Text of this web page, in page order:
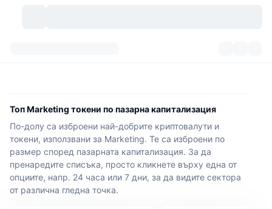
Категории
Исторически моментни снимки
Отключвания на токени
Преглед на пазара
Спот пазар
Брой криптовалути
Сигнали New
Популярни
Нов
Борси
Централизирани борси
Спот
Community
Фийдове
API
Топ Marketing токени по пазарна капитализация
По-долу са изброени най-добрите криптовалути и
токени, използвани за Marketing. Те са изброени по
размер според пазарната капитализация. За да
пренаредите списъка, просто кликнете върху една от
опциите, напр. 24 часа или 7 дни, за да видите сектора
от различна гледна точка.